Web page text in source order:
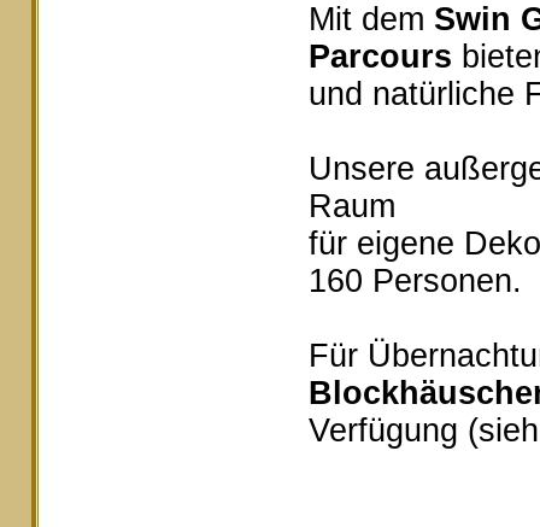
Mit dem Swin
Parcours
und natürliche
Unsere
Raum
für eigene
160 Personen.
Für
Verfügung